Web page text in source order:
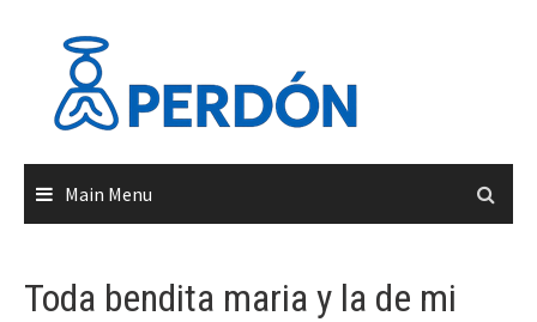
Main Menu
Toda bendita maria y la de mi